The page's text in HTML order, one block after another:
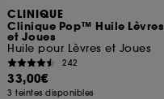
CLINIQUE
Clinique Pop™ Huile Lèvres
et Joues
Huile pour Lèvres et Joues
242
33,00€
3 teintes disponibles